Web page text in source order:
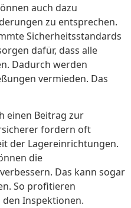
auch dazu
zu entsprechen.
Sicherheitsstandards
dafür, dass alle
Dadurch werden
vermieden. Das
einen Beitrag zur
fordern oft
der Lagereinrichtungen.
die
Das kann sogar
So profitieren
Inspektionen.